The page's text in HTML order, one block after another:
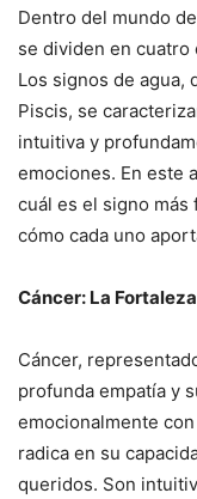
Dentro del mundo
se dividen en cuatro
Los signos de agua,
Piscis, se
intuitiva y
emociones. En este
cuál es el signo
cómo cada uno
Cáncer: La
Cáncer,
profunda empatía y
emocionalmente
radica en su
queridos. Son